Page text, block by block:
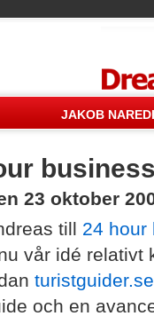
JAKOB NAREDI
23 oktober
till 24 hour
vår idé relativt
turistguider.se
och en